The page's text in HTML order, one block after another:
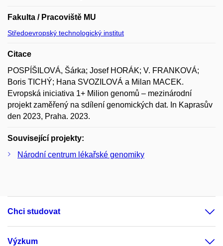
Fakulta / Pracoviště MU
Středoevropský technologický institut
Citace
POSPÍŠILOVÁ, Šárka; Josef HORÁK; V. FRANKOVÁ;
Boris TICHÝ; Hana SVOZILOVÁ a Milan MACEK.
Evropská iniciativa 1+ Milion genomů – mezinárodní
projekt zaměřený na sdílení genomických dat. In Kaprasův
den 2023, Praha. 2023.
Související projekty:
Národní centrum lékařské genomiky
Chci studovat
Výzkum